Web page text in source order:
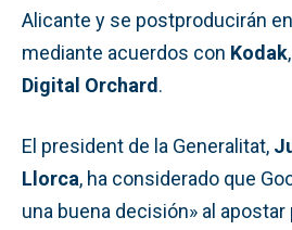
Alicante y se postproducirán
mediante acuerdos con Kodak,
Digital Orchard.
El president de la Generalitat,
Llorca, ha considerado que
una buena decisión» al